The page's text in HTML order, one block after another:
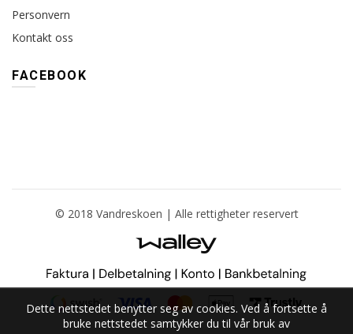
Personvern
Kontakt oss
FACEBOOK
© 2018 Vandreskoen | Alle rettigheter reservert
Dette nettstedet benytter seg av cookies. Ved å fortsette å
bruke nettstedet samtykker du til vår bruk av